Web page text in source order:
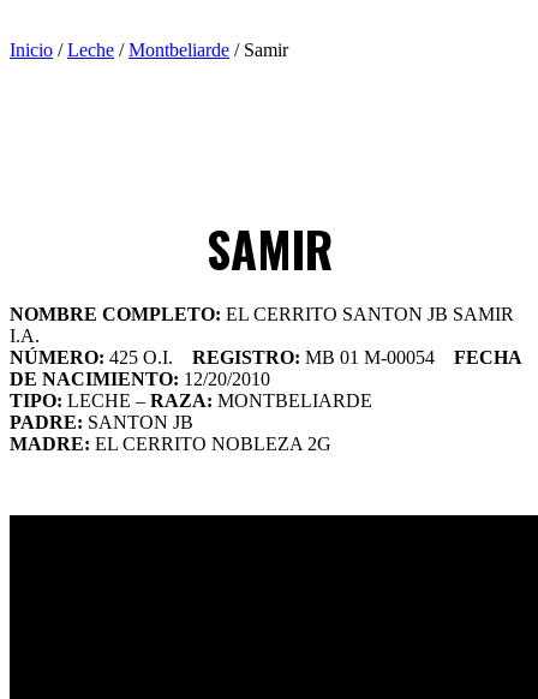
Inicio /Leche /Montbeliarde / Samir
SAMIR
NOMBRE COMPLETO: EL CERRITO SANTON JB SAMIR
I.A.
NÚMERO: 425 O.I. REGISTRO: MB 01 M-00054 FECHA
DE NACIMIENTO: 12/20/2010
TIPO: LECHE – RAZA: MONTBELIARDE
PADRE: SANTON JB
MADRE: EL CERRITO NOBLEZA 2G